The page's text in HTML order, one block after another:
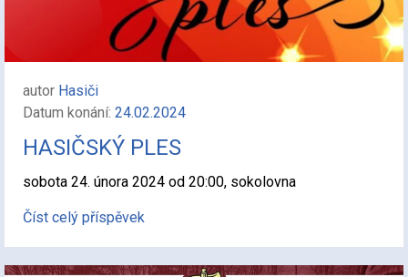
autor Hasiči
Datum konání: 24.02.2024
HASIČSKÝ PLES
sobota 24. února 2024 od 20:00, sokolovna
Číst celý příspěvek